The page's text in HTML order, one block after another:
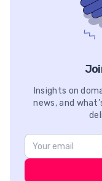
Insights on
news, and